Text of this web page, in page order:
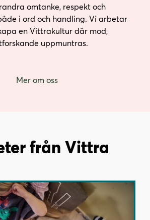
omtanke, respekt och
i ord och handling. Vi arbetar
en Vittrakultur där mod,
uppmuntras.
Mer om oss
från Vittra